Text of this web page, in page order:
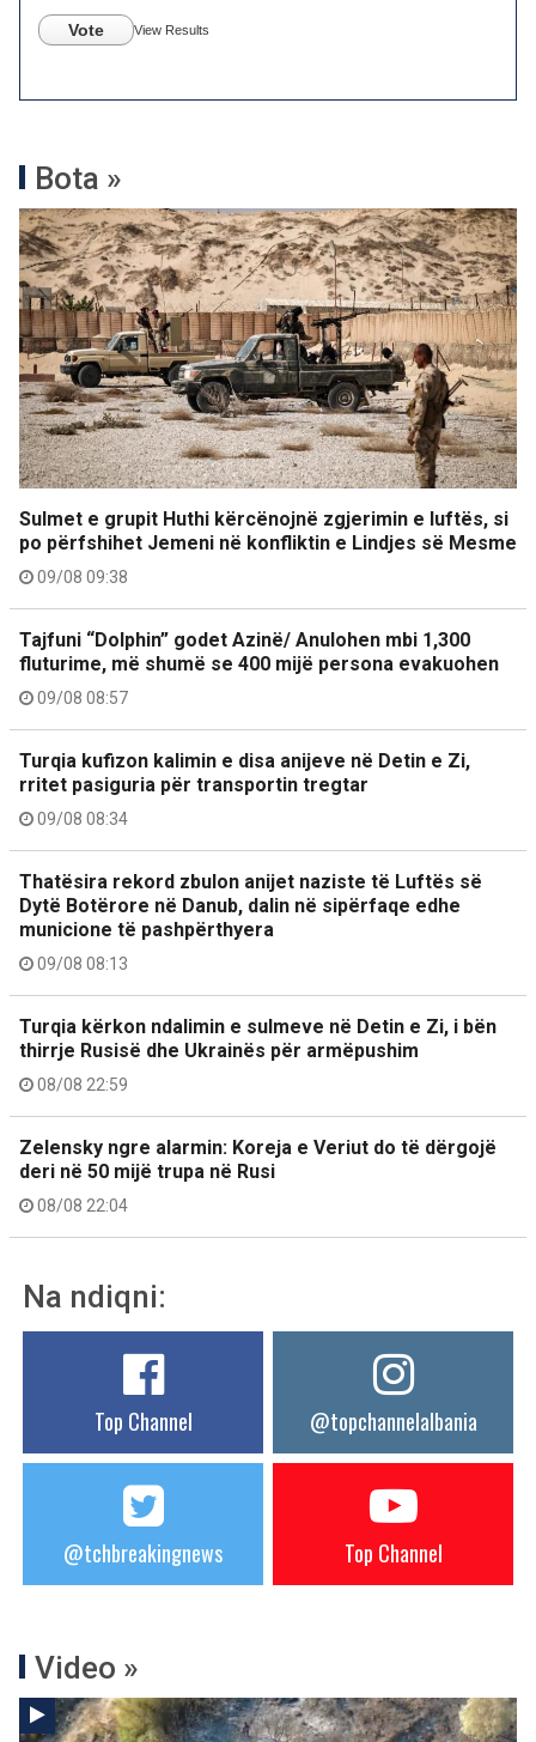
Vote View Results
Bota »
Sulmet e grupit Huthi kërcënojnë zgjerimin e luftës, si
po përfshihet Jemeni në konfliktin e Lindjes së Mesme
09/08 09:38
Tajfuni “Dolphin” godet Azinë/ Anulohen mbi 1,300
fluturime, më shumë se 400 mijë persona evakuohen
09/08 08:57
Turqia kufizon kalimin e disa anijeve në Detin e Zi,
rritet pasiguria për transportin tregtar
09/08 08:34
Thatësira rekord zbulon anijet naziste të Luftës së
Dytë Botërore në Danub, dalin në sipërfaqe edhe
municione të pashpërthyera
09/08 08:13
Turqia kërkon ndalimin e sulmeve në Detin e Zi, i bën
thirrje Rusisë dhe Ukrainës për armëpushim
08/08 22:59
Zelensky ngre alarmin: Koreja e Veriut do të dërgojë
deri në 50 mijë trupa në Rusi
08/08 22:04
Na ndiqni:
Top Channel @topchannelalbania
@tchbreakingnews Top Channel
Video »